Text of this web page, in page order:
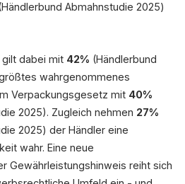
Abmahnstudie 2025)
gilt dabei mit 42% (Händlerbund
wahrgenommenes
Verpackungsgesetz mit 40%
2025). Zugleich nehmen 27%
2025) der Händler eine
wahr. Eine neue
Gewährleistungshinweis reiht sich